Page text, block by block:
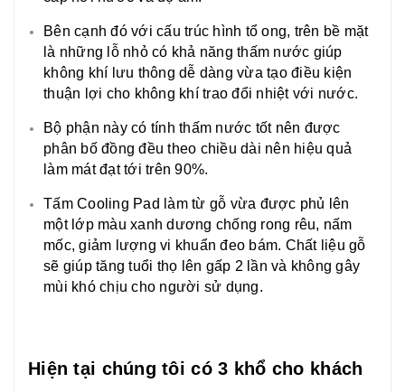
Bên cạnh đó với cấu trúc hình tổ ong, trên bề mặt
là những lỗ nhỏ có khả năng thấm nước giúp
không khí lưu thông dễ dàng vừa tạo điều kiện
thuận lợi cho không khí trao đổi nhiệt với nước.
Bộ phận này có tính thấm nước tốt nên được
phân bố đồng đều theo chiều dài nên hiệu quả
làm mát đạt tới trên 90%.
Tấm Cooling Pad làm từ gỗ vừa được phủ lên
một lớp màu xanh dương chống rong rêu, nấm
mốc, giảm lượng vi khuẩn đeo bám. Chất liệu gỗ
sẽ giúp tăng tuổi thọ lên gấp 2 lần và không gây
mùi khó chịu cho người sử dụng.
Hiện tại chúng tôi có 3 khổ cho khách